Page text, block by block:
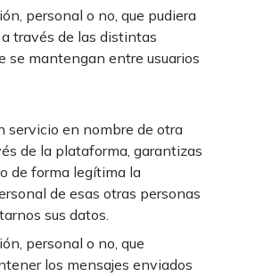
personal o no, que pudiera
través de las distintas
se mantengan entre usuarios
servicio en nombre de otra
de la plataforma, garantizas
de forma legítima la
de esas otras personas
sus datos.
personal o no, que
los mensajes enviados